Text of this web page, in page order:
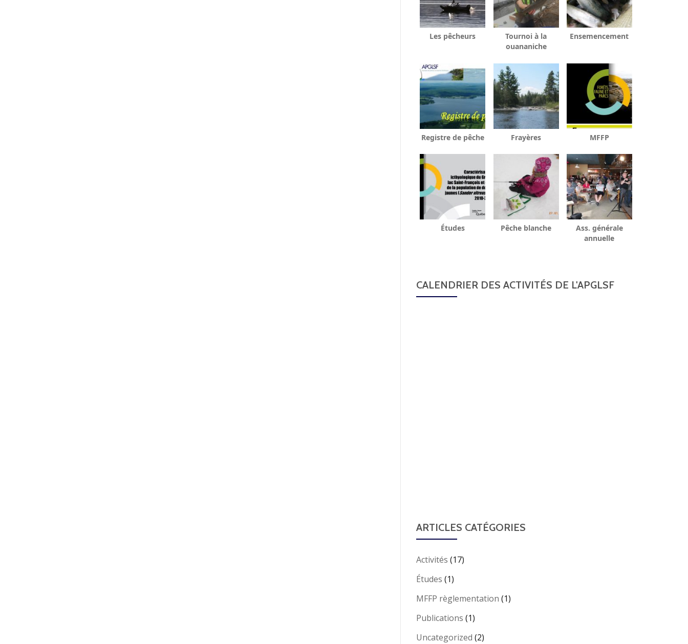
Les pêcheurs
Tournoi à la
ouananiche
Ensemencement
Registre de pêche Frayères MFFP
Études Pêche blanche
Ass. générale
annuelle
CALENDRIER DES ACTIVITÉS DE L'APGLSF
ARTICLES CATÉGORIES
Activités (17)
Études (1)
MFFP règlementation (1)
Publications (1)
Uncategorized (2)